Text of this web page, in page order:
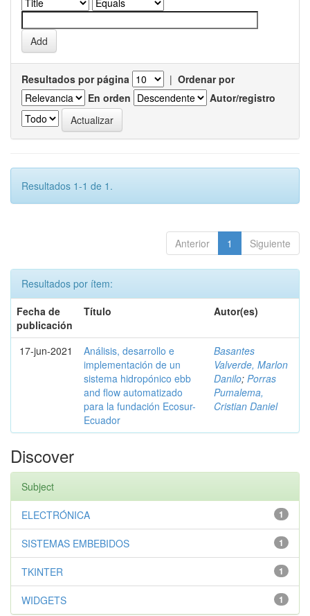
Resultados por página | Ordenar por
En orden
Autor/registro
Resultados 1-1 de 1.
Anterior 1 Siguiente
Resultados por ítem:
Fecha de
publicación
Título Autor(es)
17-jun-2021
Análisis, desarrollo e
implementación de un
sistema hidropónico ebb
and flow automatizado
para la fundación Ecosur-
Ecuador
Basantes
Valverde, Marlon
Danilo; Porras
Pumalema,
Cristian Daniel
Discover
Subject
1
ELECTRÓNICA
1
SISTEMAS EMBEBIDOS
1
TKINTER
1
WIDGETS